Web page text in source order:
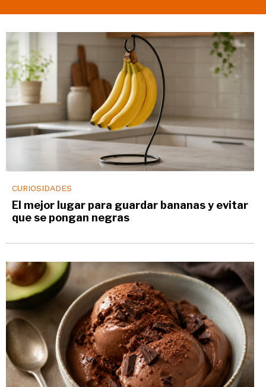
CURIOSIDADES
El mejor lugar para guardar bananas y evitar
que se pongan negras